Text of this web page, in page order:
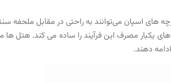
های اسپان می‌توانند به راحتی در مقابل ملحفه
یکبار مصرف این فرآیند را ساده می کند. هتل‌ ها
دهند.